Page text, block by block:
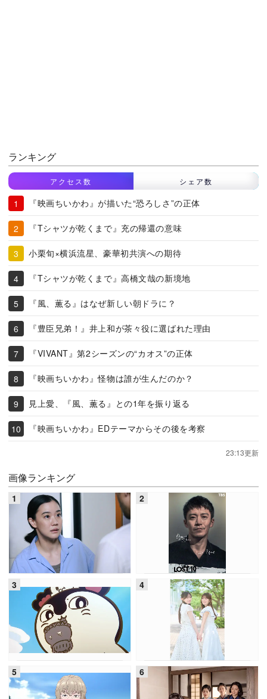
ランキング
アクセス数 シェア数
『映画ちいかわ』が描いた“恐ろしさ”の正体
『Tシャツが乾くまで』充の帰還の意味
小栗旬×横浜流星、豪華初共演への期待
『Tシャツが乾くまで』高橋文哉の新境地
『風、薫る』はなぜ新しい朝ドラに？
『豊臣兄弟！』井上和が茶々役に選ばれた理由
『VIVANT』第2シーズンの“カオス”の正体
『映画ちいかわ』怪物は誰が生んだのか？
見上愛、『風、薫る』との1年を振り返る
『映画ちいかわ』EDテーマからその後を考察
23:13更新
画像ランキング